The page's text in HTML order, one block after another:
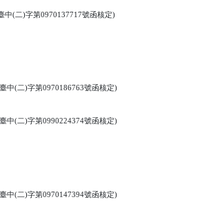
中(二)字第0970137717號函核定)
中(二)字第0970186763號函核定)
中(二)字第0990224374號函核定)
中(二)字第0970147394號函核定)